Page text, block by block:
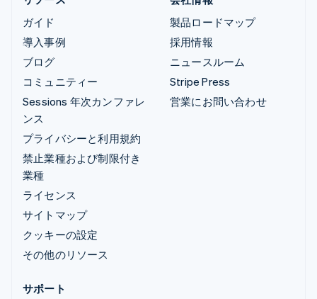
ガイド
導入事例
ブログ
コミュニティー
Sessions 年次カンファレ
ンス
プライバシーと利用規約
禁止業種および制限付き
業種
ライセンス
サイトマップ
クッキーの設定
その他のリソース
製品ロードマップ
採用情報
ニュースルーム
Stripe Press
営業にお問い合わせ
サポート